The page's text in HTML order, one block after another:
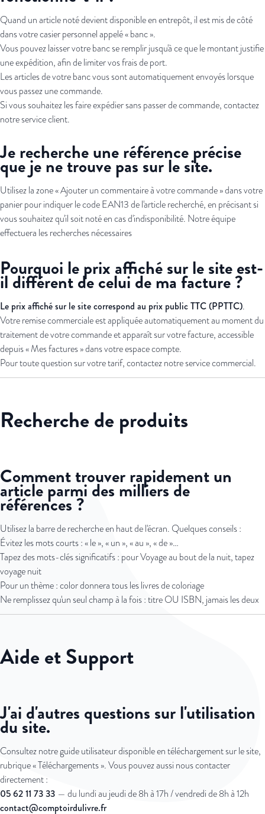
Quand un article noté devient disponible en entrepôt, il est mis de côté
dans votre casier personnel appelé « banc ».
Vous pouvez laisser votre banc se remplir jusqu'à ce que le montant justifie
une expédition, afin de limiter vos frais de port.
Les articles de votre banc vous sont automatiquement envoyés lorsque
vous passez une commande.
Si vous souhaitez les faire expédier sans passer de commande, contactez
notre service client.
Je recherche une référence précise
que je ne trouve pas sur le site.
Utilisez la zone « Ajouter un commentaire à votre commande » dans votre
panier pour indiquer le code EAN13 de l'article recherché, en précisant si
vous souhaitez qu'il soit noté en cas d'indisponibilité. Notre équipe
effectuera les recherches nécessaires
Pourquoi le prix affiché sur le site est-
il différent de celui de ma facture ?
Le prix affiché sur le site correspond au prix public TTC (PPTTC).
Votre remise commerciale est appliquée automatiquement au moment du
traitement de votre commande et apparaît sur votre facture, accessible
depuis « Mes factures » dans votre espace compte.
Pour toute question sur votre tarif, contactez notre service commercial.
Recherche de produits
Comment trouver rapidement un
article parmi des milliers de
références ?
Utilisez la barre de recherche en haut de l'écran. Quelques conseils :
Évitez les mots courts : « le », « un », « au », « de »…
Tapez des mots-clés significatifs : pour Voyage au bout de la nuit, tapez
voyage nuit
Pour un thème : color donnera tous les livres de coloriage
Ne remplissez qu'un seul champ à la fois : titre OU ISBN, jamais les deux
Aide et Support
J'ai d'autres questions sur l'utilisation
du site.
Consultez notre guide utilisateur disponible en téléchargement sur le site,
rubrique « Téléchargements ». Vous pouvez aussi nous contacter
directement :
05 62 11 73 33 — du lundi au jeudi de 8h à 17h / vendredi de 8h à 12h
contact@comptoirdulivre.fr